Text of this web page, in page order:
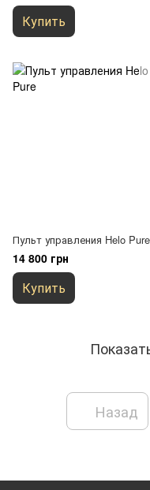
Купить
Пульт управления Helo Pure
14 800 грн
Купить
Назад